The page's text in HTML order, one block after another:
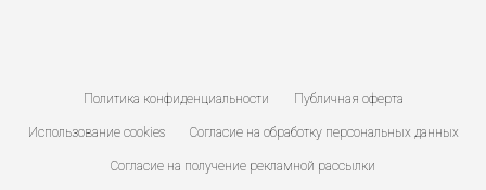
Политика конфиденциальности Публичная оферта
Использование cookies Согласие на обработку персональных данных
Согласие на получение рекламной рассылки